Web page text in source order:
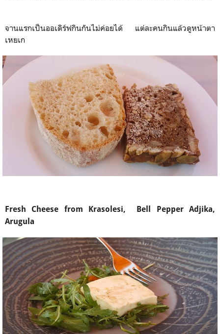
จานแรกเป็นออเดิร์ฟกินกันไม่ค่อยได้ แต่ละคนกินแล้วดูหน้าตา
เหยเก
Fresh Cheese from Krasolesi, Bell Pepper Adjika,
Arugula